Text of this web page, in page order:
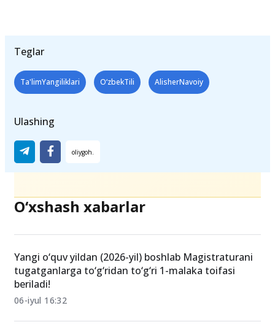
Teglar
Ta'limYangiliklari O‘zbekTili AlisherNavoiy
Ulashing
O‘xshash xabarlar
Yangi o‘quv yildan (2026-yil) boshlab Magistraturani
tugatganlarga to‘g‘ridan to‘g‘ri 1-malaka toifasi
beriladi!
06-iyul 16:32